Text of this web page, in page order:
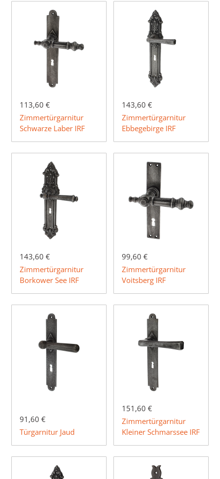
113,60 €
Zimmertürgarnitur
Schwarze Laber IRF
143,60 €
Zimmertürgarnitur
Ebbegebirge IRF
143,60 €
Zimmertürgarnitur
Borkower See IRF
99,60 €
Zimmertürgarnitur
Voitsberg IRF
91,60 €
Türgarnitur Jaud
151,60 €
Zimmertürgarnitur
Kleiner Schmarssee IRF